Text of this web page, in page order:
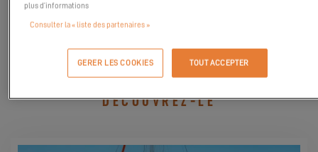
DEMANDER MON INVITATION
DÉCOUVREZ-LE
plus d’informations
Consulter la « liste des partenaires »
GERER LES COOKIES TOUT ACCEPTER